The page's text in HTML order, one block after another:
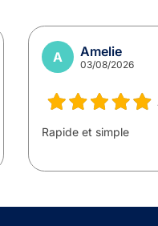
A Amelie
03/08/2026
Rapide et simple